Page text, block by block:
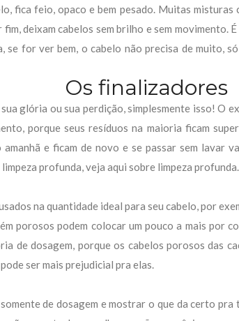
fica feio, opaco e bem pesado. Muitas
deixam cabelos sem brilho e sem movimento.
se for ver bem, o cabelo não precisa de muito,
Os finalizadores
glória ou sua perdição, simplesmente isso! O
porque seus resíduos na maioria ficam
e ficam de novo e se passar sem lavar
profunda, veja aqui sobre limpeza profunda.
na quantidade ideal para seu cabelo, por
porosos podem colocar um pouco a mais por
de dosagem, porque os cabelos porosos das
ser mais prejudicial pra elas.
de dosagem e mostrar o que da certo